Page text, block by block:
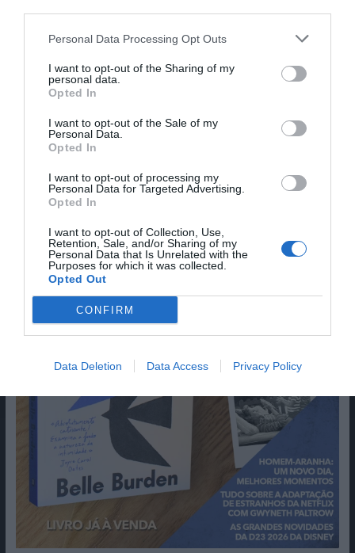
Personal Data Processing Opt Outs
I want to opt-out of the Sharing of my
personal data.
Opted In
I want to opt-out of the Sale of my
Personal Data.
Opted In
I want to opt-out of processing my
Personal Data for Targeted Advertising.
Opted In
I want to opt-out of Collection, Use,
Retention, Sale, and/or Sharing of my
Personal Data that Is Unrelated with the
Purposes for which it was collected.
Opted Out
CONFIRM
Data Deletion Data Access Privacy Policy
Sim, adicione-me à mailing list da Newsletter MHD